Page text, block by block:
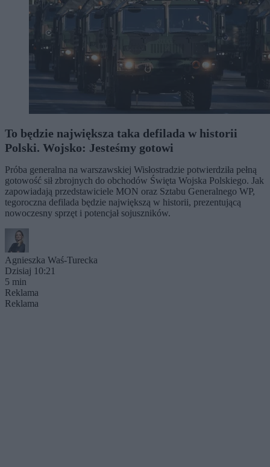
To będzie największa taka defilada w historii
Polski. Wojsko: Jesteśmy gotowi
Próba generalna na warszawskiej Wisłostradzie potwierdziła pełną
gotowość sił zbrojnych do obchodów Święta Wojska Polskiego. Jak
zapowiadają przedstawiciele MON oraz Sztabu Generalnego WP,
tegoroczna defilada będzie największą w historii, prezentującą
nowoczesny sprzęt i potencjał sojuszników.
Agnieszka Waś-Turecka
Dzisiaj 10:21
5 min
Reklama
Reklama